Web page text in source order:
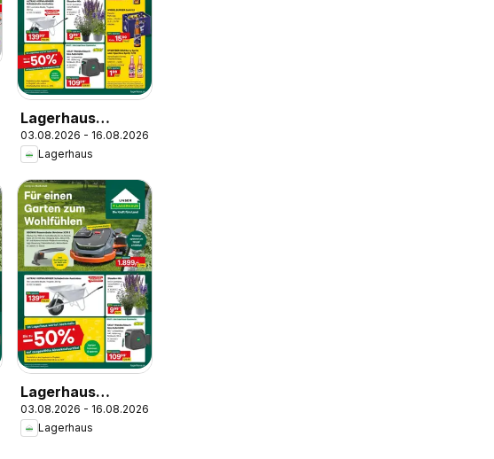
Lagerhaus
Wochen
Angebote
03.08.2026 - 16.08.2026
Lagerhaus
Lagerhaus
Wochen
Angebote
03.08.2026 - 16.08.2026
Lagerhaus